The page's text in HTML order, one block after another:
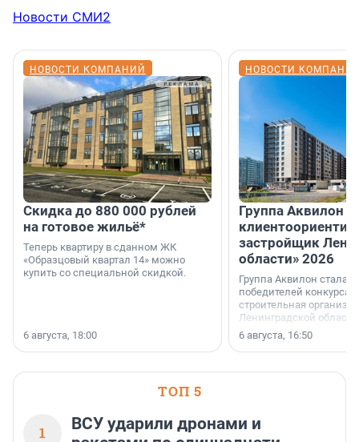
Новости СМИ2
НОВОСТИ КОМПАНИЙ
Скидка до 880 000 рублей
на готовое жильё*
Теперь квартиру в сданном ЖК
«Образцовый квартал 14» можно
купить со специальной скидкой.
6 августа, 18:00
НОВОСТИ
Группа Аквилон
застройщик
области» 2026
Группа Аквилон стала
победителей конкурса
строительная
Ленинградской области
номинации «Самый
застройщик
области».
6 августа, 16:50
ТОП 5
1
ВСУ ударили дронами и